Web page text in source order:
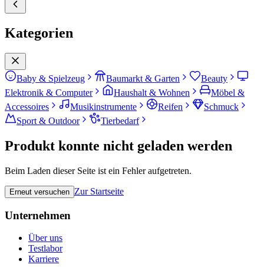
Kategorien
Baby & Spielzeug Baumarkt & Garten
Beauty
Elektronik & Computer
Haushalt & Wohnen
Möbel &
Accessoires
Musikinstrumente Reifen
Schmuck
Sport & Outdoor
Tierbedarf
Produkt konnte nicht geladen werden
Beim Laden dieser Seite ist ein Fehler aufgetreten.
Erneut versuchen Zur Startseite
Unternehmen
Über uns
Testlabor
Karriere